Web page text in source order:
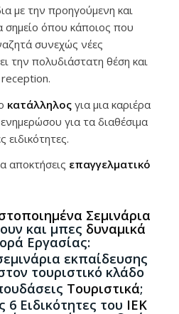
με την προηγούμενη και
σημείο όπου κάποιος που
συνεχώς νέες
την πολυδιάστατη θέση και
κατάλληλοςγια μια καριέρα
για τα διαθέσιμα
ειδικότητες.
αποκτήσεις επαγγελματικό
Σεμινάρια
και μπες δυναμικά
Εργασίας:
εκπαίδευσης
τουριστικό κλάδο
Τουριστικά;
6 Ειδικότητες του IEK